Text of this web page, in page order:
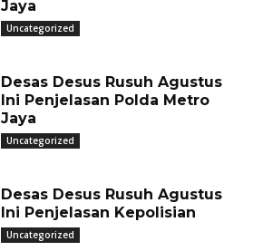
Jaya
Uncategorized
Desas Desus Rusuh Agustus
Ini Penjelasan Polda Metro
Jaya
Uncategorized
Desas Desus Rusuh Agustus
Ini Penjelasan Kepolisian
Uncategorized